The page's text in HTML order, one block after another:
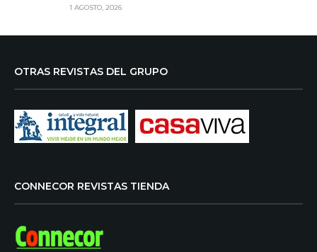
1 AGOSTO, 2026
OTRAS REVISTAS DEL GRUPO
CONNECOR REVISTAS TIENDA